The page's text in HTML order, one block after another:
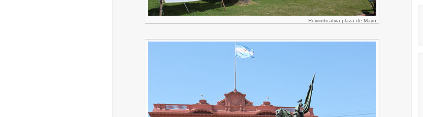
Reivindicativa plaza de Mayo